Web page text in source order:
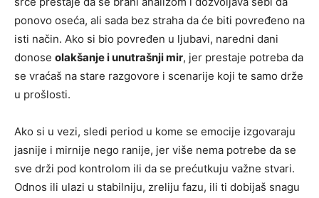
ponovo oseća, ali sada bez straha da će biti povređeno na
isti način. Ako si bio povređen u ljubavi, naredni dani
donose olakšanje i unutrašnji mir, jer prestaje potreba da
se vraćaš na stare razgovore i scenarije koji te samo drže
u prošlosti.
Ako si u vezi, sledi period u kome se emocije izgovaraju
jasnije i mirnije nego ranije, jer više nema potrebe da se
sve drži pod kontrolom ili da se prećutkuju važne stvari.
Odnos ili ulazi u stabilniju, zreliju fazu, ili ti dobijaš snagu